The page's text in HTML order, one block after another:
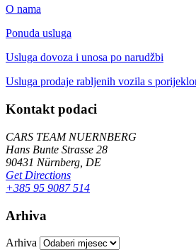
O nama
Ponuda usluga
Usluga dovoza i unosa po narudžbi
Usluga prodaje rabljenih vozila s
Kontakt podaci
CARS TEAM NUERNBERG
Hans Bunte Strasse 28
90431 Nürnberg, DE
Get Directions
+385 95 9087 514
Arhiva
Arhiva